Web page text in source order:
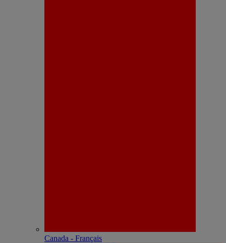
Canada - Français